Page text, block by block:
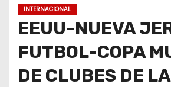
INTERNACIONAL
EEUU-NUEVA
FUTBOL-COPA
DE CLUBES DE